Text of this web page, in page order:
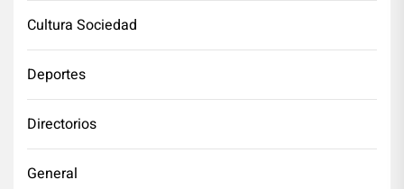
Cultura Sociedad
Deportes
Directorios
General